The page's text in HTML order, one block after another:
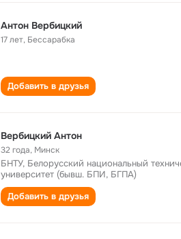
Антон Вербицкий
17 лет, Бессарабка
Добавить в друзья
Вербицкий Антон
32 года, Минск
БНТУ, Белорусский национальный
университет (бывш. БПИ, БГПА)
Добавить в друзья